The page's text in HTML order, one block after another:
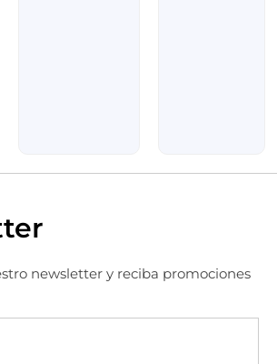
newsletter y reciba promociones